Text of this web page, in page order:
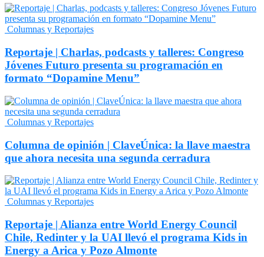
Columnas y Reportajes
Reportaje | Charlas, podcasts y talleres: Congreso
Jóvenes Futuro presenta su programación en
formato “Dopamine Menu”
Columnas y Reportajes
Columna de opinión | ClaveÚnica: la llave maestra
que ahora necesita una segunda cerradura
Columnas y Reportajes
Reportaje | Alianza entre World Energy Council
Chile, Redinter y la UAI llevó el programa Kids in
Energy a Arica y Pozo Almonte